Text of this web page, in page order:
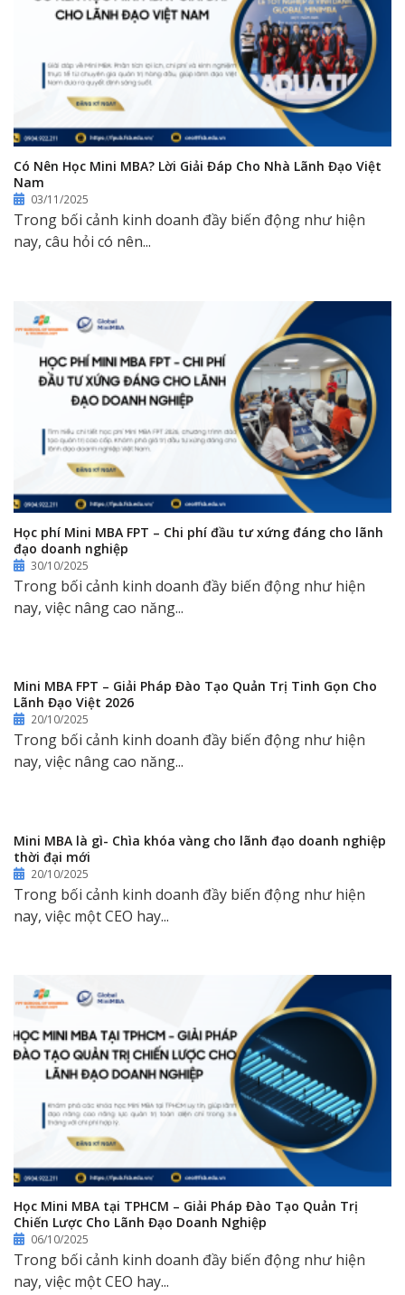
Có Nên Học Mini MBA? Lời Giải Đáp Cho Nhà Lãnh Đạo Việt
Nam
03/11/2025
Trong bối cảnh kinh doanh đầy biến động như hiện
nay, câu hỏi có nên...
Học phí Mini MBA FPT – Chi phí đầu tư xứng đáng cho lãnh
đạo doanh nghiệp
30/10/2025
Trong bối cảnh kinh doanh đầy biến động như hiện
nay, việc nâng cao năng...
Mini MBA FPT – Giải Pháp Đào Tạo Quản Trị Tinh Gọn Cho
Lãnh Đạo Việt 2026
20/10/2025
Trong bối cảnh kinh doanh đầy biến động như hiện
nay, việc nâng cao năng...
Mini MBA là gì- Chìa khóa vàng cho lãnh đạo doanh nghiệp
thời đại mới
20/10/2025
Trong bối cảnh kinh doanh đầy biến động như hiện
nay, việc một CEO hay...
Học Mini MBA tại TPHCM – Giải Pháp Đào Tạo Quản Trị
Chiến Lược Cho Lãnh Đạo Doanh Nghiệp
06/10/2025
Trong bối cảnh kinh doanh đầy biến động như hiện
nay, việc một CEO hay...